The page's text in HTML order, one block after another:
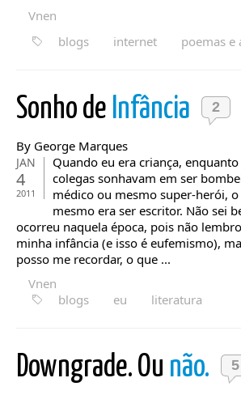
Vnen
blogs
internet poemas e
Sonho de Infância 2
By George Marques
JAN
4
2011
Quando eu era criança,
colegas sonhavam em ser
médico ou mesmo super-herói,
mesmo era ser escritor. Não sei
ocorreu naquela época, pois não
minha infância (e isso é eufemismo),
posso me recordar, o que ...
Vnen
blogs
eu literatura
Downgrade. Ou não. 5